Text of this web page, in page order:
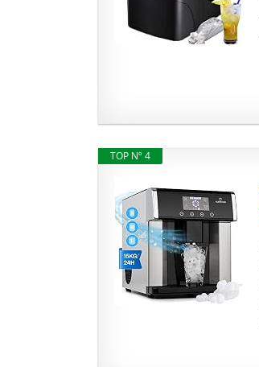
TOP Nº 4